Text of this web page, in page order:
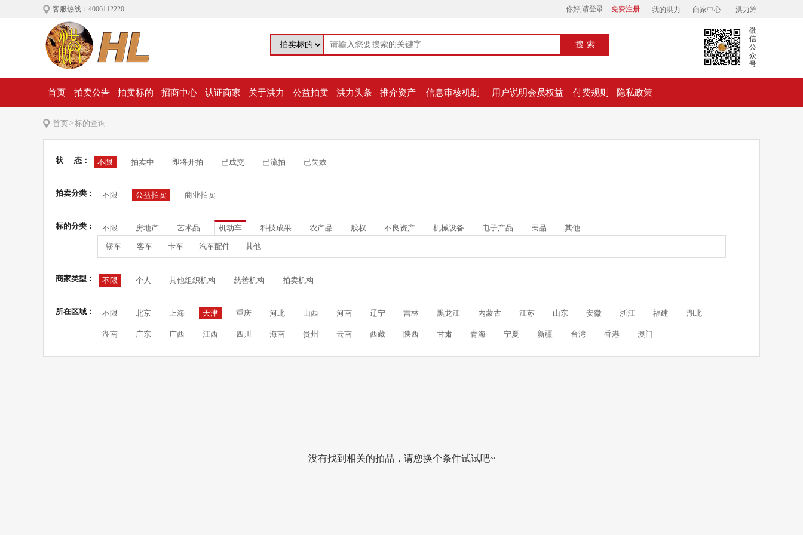
客服热线：4006112220 你好,请登录 免费注册 我的洪力 商家中心 洪力筹
搜索
微
信
公
众
号
首页 拍卖公告 拍卖标的 招商中心 认证商家 关于洪力 公益拍卖 洪力头条 推介资产 信息审核机制 用户说明会员权益 付费规则 隐私政策
首页>标的查询
状 态： 不限 拍卖中 即将开拍 已成交 已流拍 已失效
拍卖分类： 不限 公益拍卖 商业拍卖
标的分类： 不限 房地产 艺术品 机动车 科技成果 农产品 股权 不良资产 机械设备 电子产品 民品 其他
轿车 客车 卡车 汽车配件 其他
商家类型： 不限 个人 其他组织机构 慈善机构 拍卖机构
所在区域： 不限 北京 上海 天津 重庆 河北 山西 河南 辽宁 吉林 黑龙江 内蒙古 江苏 山东 安徽 浙江 福建 湖北
湖南 广东 广西 江西 四川 海南 贵州 云南 西藏 陕西 甘肃 青海 宁夏 新疆 台湾 香港 澳门
没有找到相关的拍品，请您换个条件试试吧~